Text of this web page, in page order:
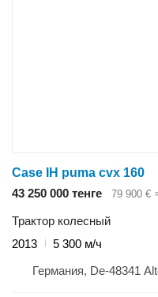
Case IH puma cvx 160
43 250 000 тенге
79 900 €
Трактор колесный
2013
5 300 м/ч
Германия, De-48341